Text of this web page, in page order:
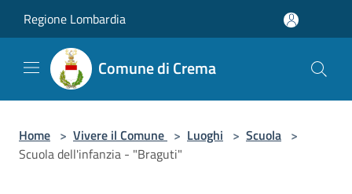
Regione Lombardia
Comune di Crema
Home > Vivere il Comune > Luoghi > Scuola >
Scuola dell'infanzia - "Braguti"